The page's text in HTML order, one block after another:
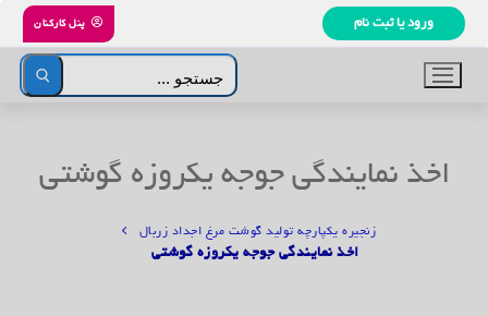
پرش
محتوا
ورود یا ثبت نام پنل کارکنان
جستجو
برای:
اخذ نمایندگی جوجه یکروزه گوشتی
زنجیره یکپارچه تولید گوشت مرغ اجداد زربال
اخذ نمایندگی جوجه یکروزه گوشتی